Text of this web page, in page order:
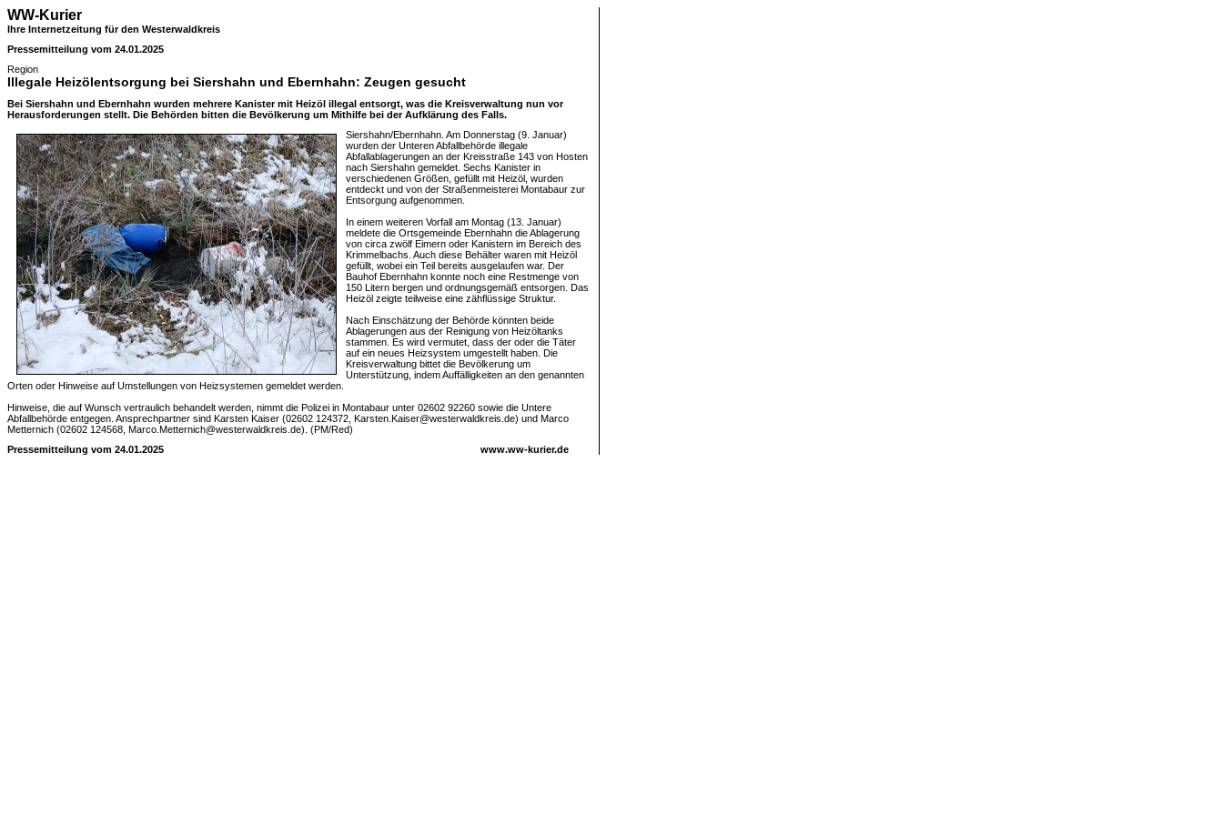
WW-Kurier
Ihre Internetzeitung für den Westerwaldkreis
Pressemitteilung vom 24.01.2025
Region
Illegale Heizölentsorgung bei Siershahn und Ebernhahn: Zeugen gesucht
Bei Siershahn und Ebernhahn wurden mehrere Kanister mit Heizöl illegal entsorgt, was die Kreisverwaltung nun vor
Herausforderungen stellt. Die Behörden bitten die Bevölkerung um Mithilfe bei der Aufklärung des Falls.
Siershahn/Ebernhahn. Am Donnerstag (9. Januar)
wurden der Unteren Abfallbehörde illegale
Abfallablagerungen an der Kreisstraße 143 von Hosten
nach Siershahn gemeldet. Sechs Kanister in
verschiedenen Größen, gefüllt mit Heizöl, wurden
entdeckt und von der Straßenmeisterei Montabaur zur
Entsorgung aufgenommen.
In einem weiteren Vorfall am Montag (13. Januar)
meldete die Ortsgemeinde Ebernhahn die Ablagerung
von circa zwölf Eimern oder Kanistern im Bereich des
Krimmelbachs. Auch diese Behälter waren mit Heizöl
gefüllt, wobei ein Teil bereits ausgelaufen war. Der
Bauhof Ebernhahn konnte noch eine Restmenge von
150 Litern bergen und ordnungsgemäß entsorgen. Das
Heizöl zeigte teilweise eine zähflüssige Struktur.
Nach Einschätzung der Behörde könnten beide
Ablagerungen aus der Reinigung von Heizöltanks
stammen. Es wird vermutet, dass der oder die Täter
auf ein neues Heizsystem umgestellt haben. Die
Kreisverwaltung bittet die Bevölkerung um
Unterstützung, indem Auffälligkeiten an den genannten
Orten oder Hinweise auf Umstellungen von Heizsystemen gemeldet werden.
Hinweise, die auf Wunsch vertraulich behandelt werden, nimmt die Polizei in Montabaur unter 02602 92260 sowie die Untere
Abfallbehörde entgegen. Ansprechpartner sind Karsten Kaiser (02602 124372, Karsten.Kaiser@westerwaldkreis.de) und Marco
Metternich (02602 124568, Marco.Metternich@westerwaldkreis.de). (PM/Red)
Pressemitteilung vom 24.01.2025
www.ww-kurier.de